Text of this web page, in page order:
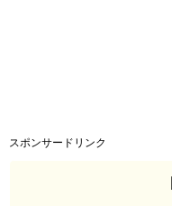
スポンサードリンク